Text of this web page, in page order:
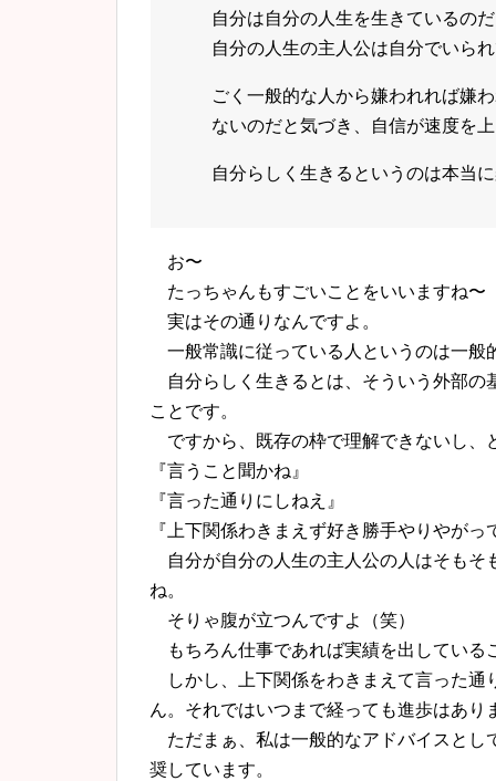
自分は自分の人生を生きているの
自分の人生の主人公は自分でいら
ごく一般的な人から嫌われれば嫌
ないのだと気づき、
自信が速度を
自分らしく生きるというのは本当
お〜
たっちゃんもすごいことをいいますね〜
実はその通りなんですよ。
一般常識に従っている人というのは一般
自分らしく生きるとは、 そういう外部の
ことです。
ですから、既存の枠で理解できないし、
『言うこと聞かね』
『言った通りにしねえ』
『上下関係わきまえず好き勝手やりやがっ
自分が自分の人生の主人公の人はそもそ
ね。
そりゃ腹が立つんですよ（笑）
もちろん仕事であれば実績を出している
しかし、上下関係をわきまえて言った通
ん。それではいつまで経っても進歩はあり
ただまぁ、私は一般的なアドバイスとし
奨しています。